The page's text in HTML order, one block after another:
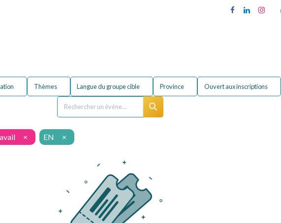
Thèmes Langue du groupe cible Province Ouvert aux inscriptions
× EN ×